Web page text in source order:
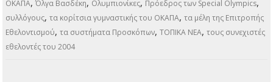
Δημήτρης Παπανικολάου Δήμος Φιλοθέης – Ψυχικού
Ένας αγώνας για
όλους!,ΕΣΤΙΑ, η Δημοτική Αστυνομία,Η ΘΕΟΤΟΚΟΣ,ιδρύματα,Κατερίνα
Λάσπα,Μαρία Βρυώνη,Νίκη Μπακογιάννη ,οι αστυνομικοί της Τροχαίας
Κηφισίας και του Αστυνομικού Τμήματος Φιλοθέης-Ψυχικού